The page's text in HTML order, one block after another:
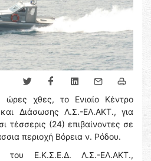
ώρες χθες, το Ενιαίο Κέντρο
Διάσωσης Λ.Σ.-ΕΛ.ΑΚΤ., για
τέσσερις (24) επιβαίνοντες σε
περιοχή Βόρεια ν. Ρόδου.
του Ε.Κ.Σ.Ε.Δ. Λ.Σ.-ΕΛ.ΑΚΤ.,